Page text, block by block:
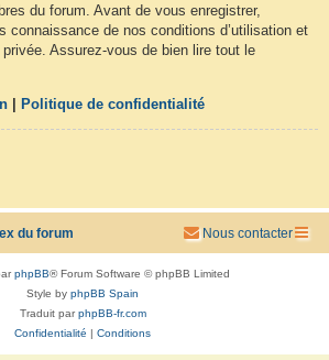
du forum. Avant de vous enregistrer,
connaissance de nos conditions d’utilisation et
Assurez-vous de bien lire tout le
Politique de confidentialité
du forum Nous contacter
phpBB® Forum Software © phpBB Limited
Style by phpBB Spain
Traduit parphpBB-fr.com
Confidentialité
Conditions